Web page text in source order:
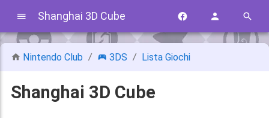
Shanghai 3D Cube
Nintendo Club 3DS Lista Giochi
Shanghai 3D Cube